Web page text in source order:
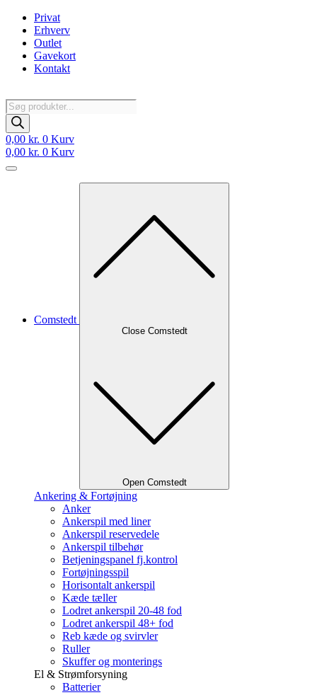
Videre
indhold
Privat
Erhverv
Outlet
Gavekort
Kontakt
Products
search
0,00 kr. 0 Kurv
0,00 kr. 0 Kurv
Comstedt
Close Comstedt
Open Comstedt
Ankering & Fortøjning
Anker
Ankerspil med liner
Ankerspil reservedele
Ankerspil tilbehør
Betjeningspanel fj.kontrol
Fortøjningsspil
Horisontalt ankerspil
Kæde tæller
Lodret ankerspil 20-48 fod
Lodret ankerspil 48+ fod
Reb kæde og svirvler
Ruller
Skuffer og monterings
El & Strømforsyning
Batterier